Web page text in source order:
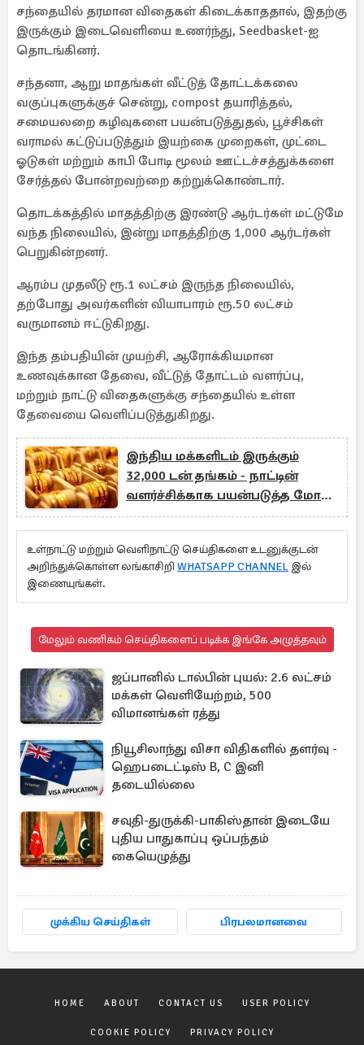
சந்தையில் தரமான விதைகள் கிடைக்காததால், இதற்கு
இருக்கும் இடைவெளியை உணர்ந்து, Seedbasket-ஐ
தொடங்கினர்.
சந்தனா, ஆறு மாதங்கள் வீட்டுத் தோட்டக்கலை
வகுப்புகளுக்குச் சென்று, compost தயாரித்தல்,
சமையலறை கழிவுகளை பயன்படுத்துதல், பூச்சிகள்
வராமல் கட்டுப்படுத்தும் இயற்கை முறைகள், முட்டை
ஓடுகள் மற்றும் காபி போடி மூலம் ஊட்டச்சத்துக்களை
சேர்த்தல் போன்றவற்றை கற்றுக்கொண்டார்.
தொடக்கத்தில் மாதத்திற்கு இரண்டு ஆர்டர்கள் மட்டுமே
வந்த நிலையில், இன்று மாதத்திற்கு 1,000 ஆர்டர்கள்
பெறுகின்றனர்.
ஆரம்ப முதலீடு ரூ.1 லட்சம் இருந்த நிலையில்,
தற்போது அவர்களின் வியாபாரம் ரூ.50 லட்சம்
வருமானம் ஈட்டுகிறது.
இந்த தம்பதியின் முயற்சி, ஆரோக்கியமான
உணவுக்கான தேவை, வீட்டுத் தோட்டம் வளர்ப்பு,
மற்றும் நாட்டு விதைகளுக்கு சந்தையில் உள்ள
தேவையை வெளிப்படுத்துகிறது.
இந்திய மக்களிடம் இருக்கும்
32,000 டன் தங்கம் - நாட்டின்
வளர்ச்சிக்காக பயன்படுத்த மோடி
திட்டம்
உள்நாட்டு மற்றும் வெளிநாட்டு செய்திகளை உடனுக்குடன்
அறிந்துக்கொள்ள லங்காசிறி WHATSAPP CHANNEL இல்
இணையுங்கள்.
மேலும் வணிகம் செய்திகளைப் படிக்க இங்கே அழுத்தவும்
ஜப்பானில் டால்பின் புயல்: 2.6 லட்சம்
மக்கள் வெளியேற்றம், 500
விமானங்கள் ரத்து
நியூசிலாந்து விசா விதிகளில் தளர்வு -
ஹெபடைட்டிஸ் B, C இனி
தடையில்லை
சவுதி-துருக்கி-பாகிஸ்தான் இடையே
புதிய பாதுகாப்பு ஒப்பந்தம்
கையெழுத்து
முக்கிய செய்திகள் பிரபலமானவை
HOME ABOUT CONTACT US USER POLICY
COOKIE POLICY PRIVACY POLICY